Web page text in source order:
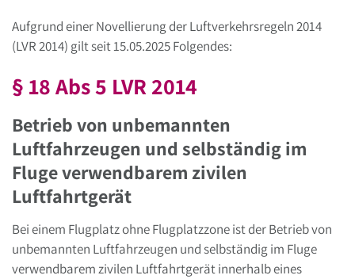
Aufgrund einer Novellierung der Luftverkehrsregeln 2014
(LVR 2014) gilt seit 15.05.2025 Folgendes:
§ 18 Abs 5 LVR 2014
Betrieb von unbemannten
Luftfahrzeugen und selbständig im
Fluge verwendbarem zivilen
Luftfahrtgerät
Bei einem Flugplatz ohne Flugplatzzone ist der Betrieb von
unbemannten Luftfahrzeugen und selbständig im Fluge
verwendbarem zivilen Luftfahrtgerät innerhalb eines